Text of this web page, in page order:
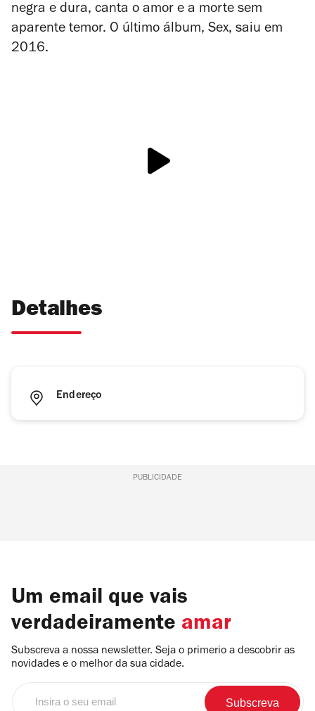
negra e dura, canta o amor e a morte sem
aparente temor. O último álbum, Sex, saiu em
2016.
Detalhes
Endereço
PUBLICIDADE
Um email que vais
verdadeiramente amar
Subscreva a nossa newsletter. Seja o primerio a descobrir as
novidades e o melhor da sua cidade.